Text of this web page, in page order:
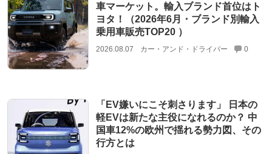
車マーケット。輸入ブランド首位はト
ヨタ！（2026年6月・ブランド別輸入
乗用車販売TOP20 ）
2026.08.07 カー・アンド・ドライバー 0
「EV嫌いにこそ刺さります」 日本の
軽EVは新たな主役になれるのか？ 中
国車12%の欧州で揺れる勢力図、その
行方とは